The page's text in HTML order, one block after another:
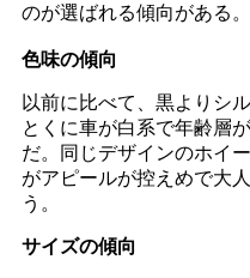
のが選ばれる傾向がある。
色味の傾向
以前に比べて、黒よりシ
とくに車が白系で年齢層
だ。同じデザインのホイ
がアピールが控えめで大
う。
サイズの傾向